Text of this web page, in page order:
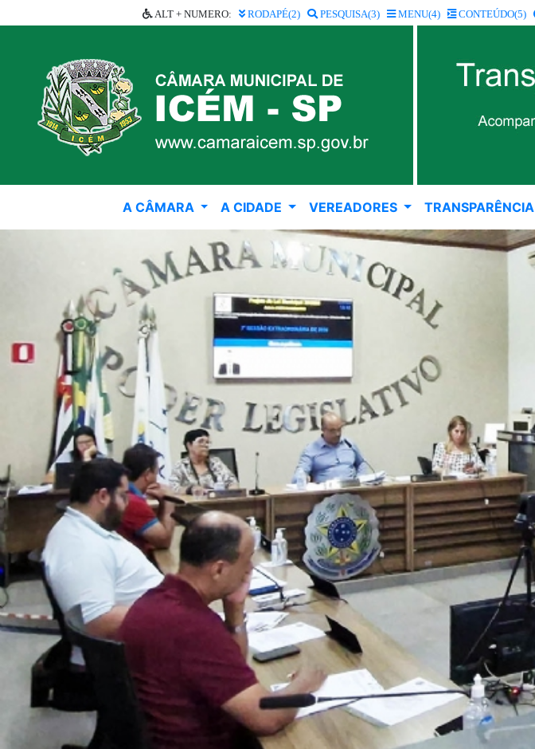
ALT + NUMERO: RODAPÉ(2) PESQUISA(3) MENU(4) CONTEÚDO(5)
A CÂMARA A CIDADE VEREADORES TRANSPARÊNCIA